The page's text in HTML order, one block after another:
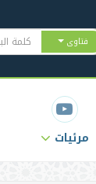
فتاوى
مرئيات